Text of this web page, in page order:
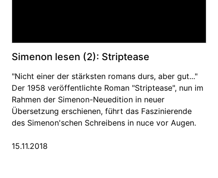
Simenon lesen (2): Striptease
"Nicht einer der stärksten romans durs, aber gut..."
Der 1958 veröffentlichte Roman "Striptease", nun im
Rahmen der Simenon-Neuedition in neuer
Übersetzung erschienen, führt das Faszinierende
des Simenon'schen Schreibens in nuce vor Augen.
15.11.2018